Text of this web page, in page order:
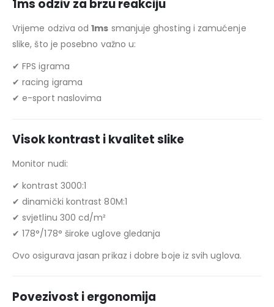
1ms odziv za brzu reakciju
Vrijeme odziva od1ms smanjuje ghosting i zamućenje
slike, što je posebno važno u:
✔ FPS igrama
✔ racing igrama
✔ e-sport naslovima
Visok kontrast i kvalitet slike
Monitor nudi:
✔ kontrast 3000:1
✔ dinamički kontrast 80M:1
✔ svjetlinu 300 cd/m²
✔ 178°/178° široke uglove gledanja
Ovo osigurava jasan prikaz i dobre boje iz svih uglova.
Povezivost i ergonomija